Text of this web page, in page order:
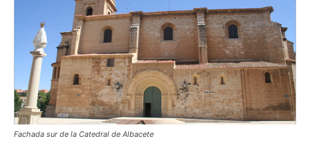
Fachada sur de la Catedral de Albacete